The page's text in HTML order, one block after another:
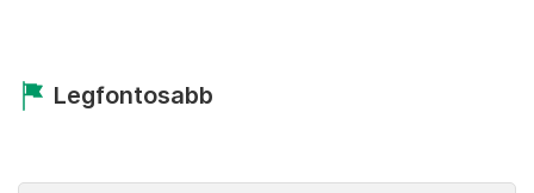
Legfontosabb